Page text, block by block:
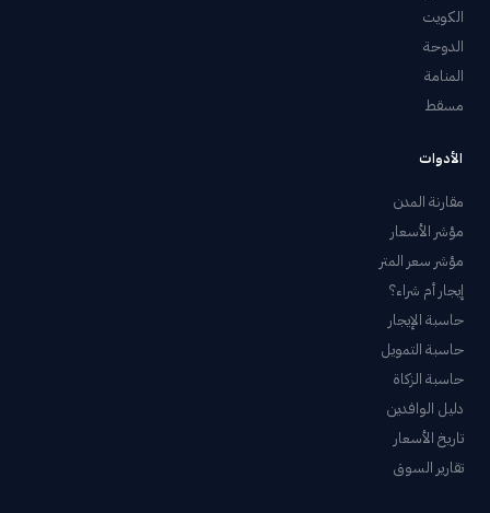
الكويت
الدوحة
المنامة
مسقط
الأدوات
مقارنة المدن
مؤشر الأسعار
مؤشر سعر المتر
إيجار أم شراء؟
حاسبة الإيجار
حاسبة التمويل
حاسبة الزكاة
دليل الوافدين
تاريخ الأسعار
تقارير السوق